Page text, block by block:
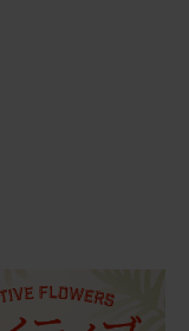
が、とても長持
たびに眺めて